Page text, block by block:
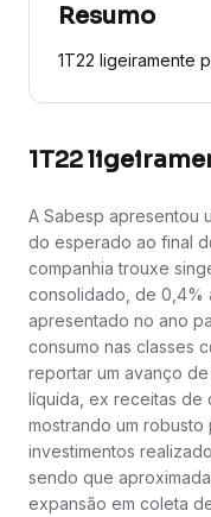
Resumo
1T22 ligeiramente
1T22
A Sabesp apresentou
do esperado ao final
companhia trouxe
consolidado, de 0,4%
apresentado no ano
consumo nas classes
reportar um avanço
líquida, ex receitas de
mostrando um
investimentos
sendo que
expansão em coleta